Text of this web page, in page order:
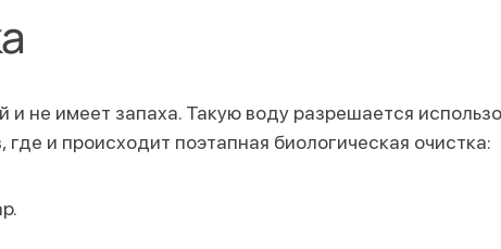
не имеет запаха. Такую воду разрешается
и происходит поэтапная биологическая очистка: